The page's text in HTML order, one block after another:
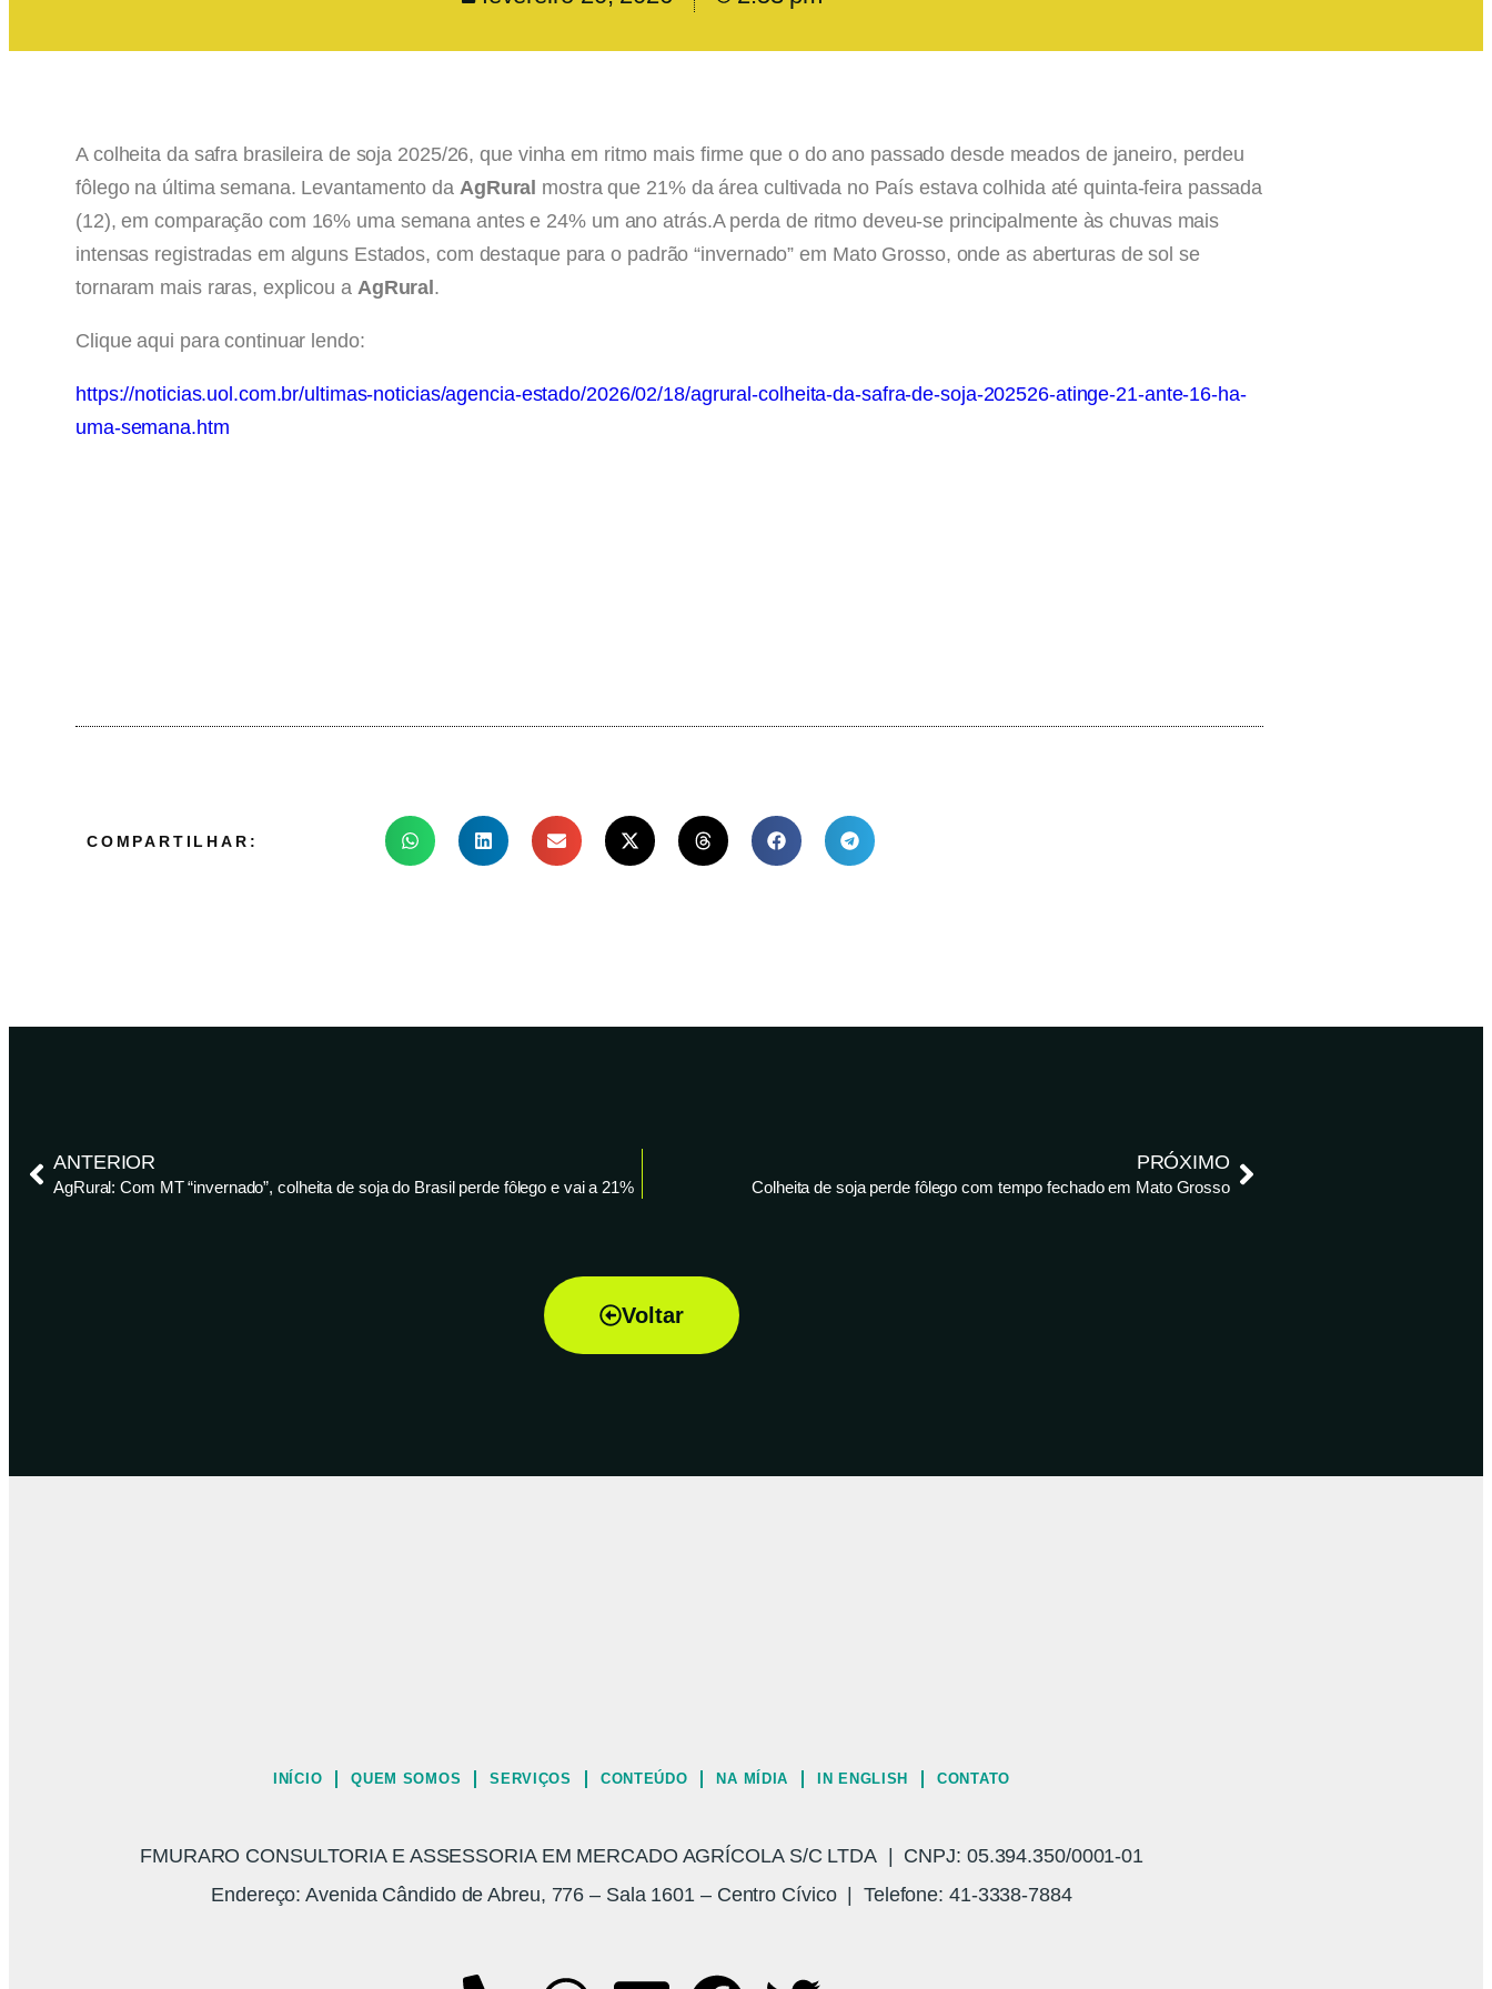
A colheita da safra brasileira de soja 2025/26, que vinha em ritmo mais firme que o do ano passado desde meados de janeiro, perdeu
fôlego na última semana. Levantamento da AgRural mostra que 21% da área cultivada no País estava colhida até quinta-feira passada
(12), em comparação com 16% uma semana antes e 24% um ano atrás.A perda de ritmo deveu-se principalmente às chuvas mais
intensas registradas em alguns Estados, com destaque para o padrão “invernado” em Mato Grosso, onde as aberturas de sol se
tornaram mais raras, explicou a AgRural .
Clique aqui para continuar lendo:
https://noticias.uol.com.br/ultimas-noticias/agencia-estado/2026/02/18/agrural-colheita-da-safra-de-soja-202526-atinge-21-ante-16-ha-
uma-semana.htm
COMPARTILHAR:
ANTERIOR
AgRural: Com MT “invernado”, colheita de soja do Brasil perde fôlego e vai a 21%
PRÓXIMO
Colheita de soja perde fôlego com tempo fechado em Mato Grosso
Voltar
INÍCIO QUEM SOMOS SERVIÇOS CONTEÚDO NA MÍDIA IN ENGLISH CONTATO
FMURARO CONSULTORIA E ASSESSORIA EM MERCADO AGRÍCOLA S/C LTDA | CNPJ: 05.394.350/0001-01
Endereço: Avenida Cândido de Abreu, 776 – Sala 1601 – Centro Cívico | Telefone: 41-3338-7884